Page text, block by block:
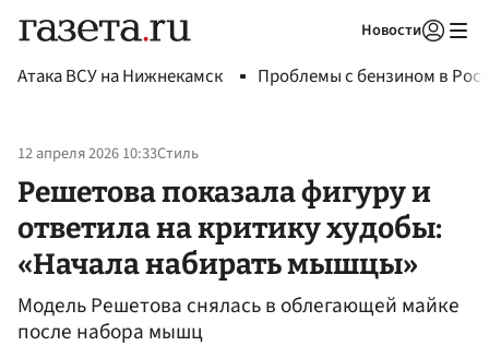
Новости
Атака ВСУ на Нижнекамск Проблемы с бензином в
12 апреля 2026 10:33Стиль
Решетова показала фигуру и
ответила на критику худобы:
«Начала набирать мышцы»
Модель Решетова снялась в облегающей майке
после набора мышц